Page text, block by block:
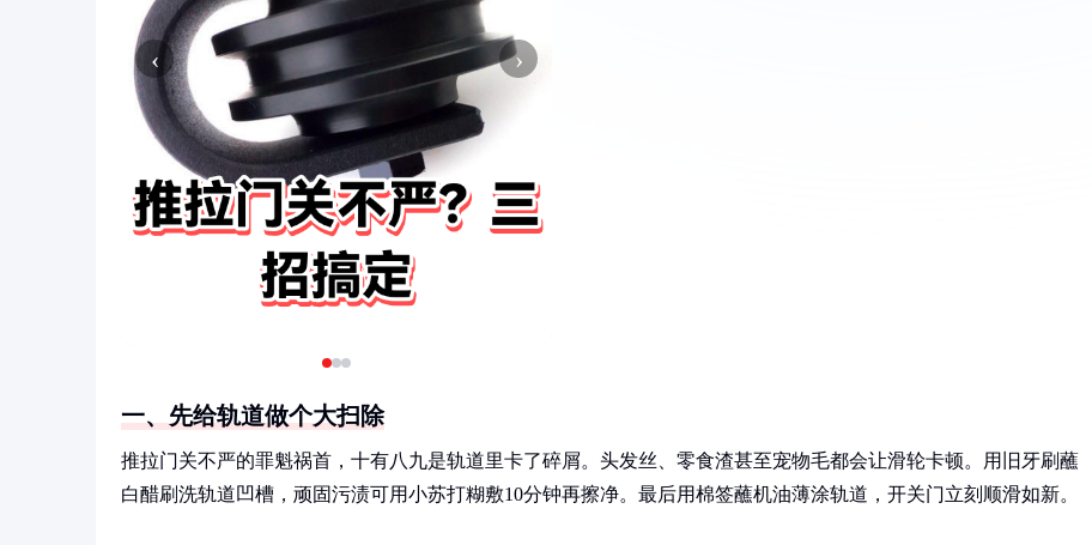
‹ ›
一、先给轨道做个大扫除
推拉门关不严的罪魁祸首，十有八九是轨道里卡了碎屑。头发丝、零食渣甚至宠物毛都会让滑轮卡顿。用旧牙刷蘸
白醋刷洗轨道凹槽，顽固污渍可用小苏打糊敷10分钟再擦净。最后用棉签蘸机油薄涂轨道，开关门立刻顺滑如新。